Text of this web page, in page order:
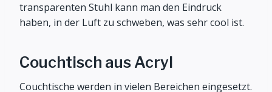
transparenten Stuhl kann man den Eindruck
haben, in der Luft zu schweben, was sehr cool ist.
Couchtisch aus Acryl
Couchtische werden in vielen Bereichen eingesetzt.